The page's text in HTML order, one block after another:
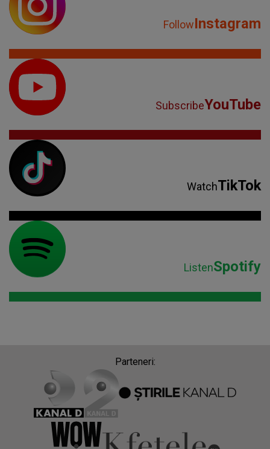
FollowInstagram
SubscribeYouTube
WatchTikTok
ListenSpotify
Parteneri: